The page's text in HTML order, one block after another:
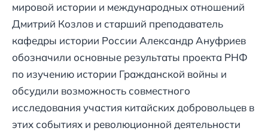
мировой истории и международных отношений
Дмитрий Козлов и старший преподаватель
кафедры истории России Александр Ануфриев
обозначили основные результаты проекта РНФ
по изучению истории Гражданской войны и
обсудили возможность совместного
исследования участия китайских добровольцев в
этих событиях и революционной деятельности